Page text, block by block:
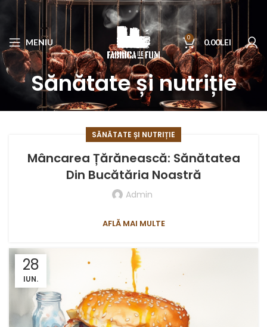
MENIU 0 0.00LEI
Sănătate și nutriție
SĂNĂTATE ȘI NUTRIȚIE
Mâncarea Țărănească: Sănătatea
Din Bucătăria Noastră
Admin
AFLĂ MAI MULTE
28
IUN.